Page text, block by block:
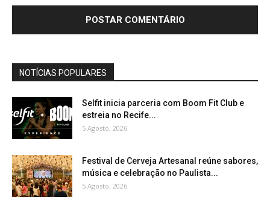
NOTÍCIAS POPULARES
Selfit inicia parceria com Boom Fit Club e
estreia no Recife...
5 Agosto, 2026
Festival de Cerveja Artesanal reúne sabores,
música e celebração no Paulista...
5 Agosto, 2026